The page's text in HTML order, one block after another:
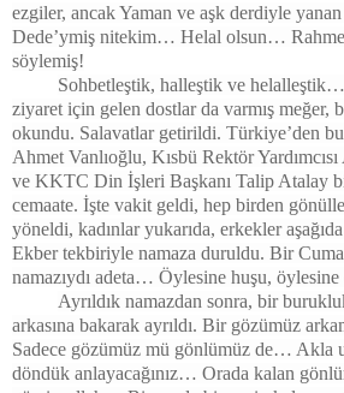
ezgiler, ancak Yaman ve aşk derdiyle
Dede’ymiş nitekim… Helal olsun…
söylemiş!
Sohbetleştik, halleştik ve
ziyaret için gelen dostlar da varmış meğer,
okundu. Salavatlar getirildi. Türkiye’den
Ahmet Vanlıoğlu, Kısbü Rektör
ve KKTC Din İşleri Başkanı Talip Atalay
cemaate. İşte vakit geldi, hep birden
yöneldi, kadınlar yukarıda, erkekler
Ekber tekbiriyle namaza duruldu. Bir
namazıydı adeta… Öylesine huşu,
Ayrıldık namazdan sonra, bir
arkasına bakarak ayrıldı. Bir gözümüz
Sadece gözümüz mü gönlümüz de… Akla
döndük anlayacağınız… Orada kalan